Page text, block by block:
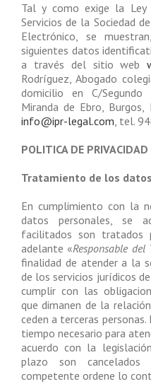
Tal y como exige la
Servicios de la Sociedad
Electrónico, se
siguientes datos
a través del sitio web
Rodríguez, Abogado
domicilio en C/
Miranda de Ebro,
info@ipr-legal.com, tel.
POLITICA DE PRIVACIDAD
Tratamiento de los
En cumplimiento con la
datos personales, se
facilitados son tratados
adelante «Responsable del
finalidad de atender a la
de los servicios jurídicos
cumplir con las
que dimanen de la
ceden a terceras
tiempo necesario para
acuerdo con la
plazo son
competente ordene lo